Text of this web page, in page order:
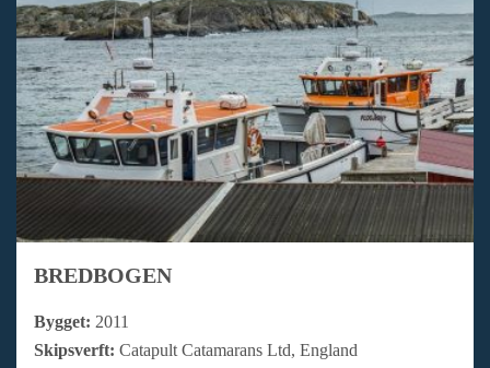
BREDBOGEN
Bygget: 2011
Skipsverft: Catapult Catamarans Ltd, England